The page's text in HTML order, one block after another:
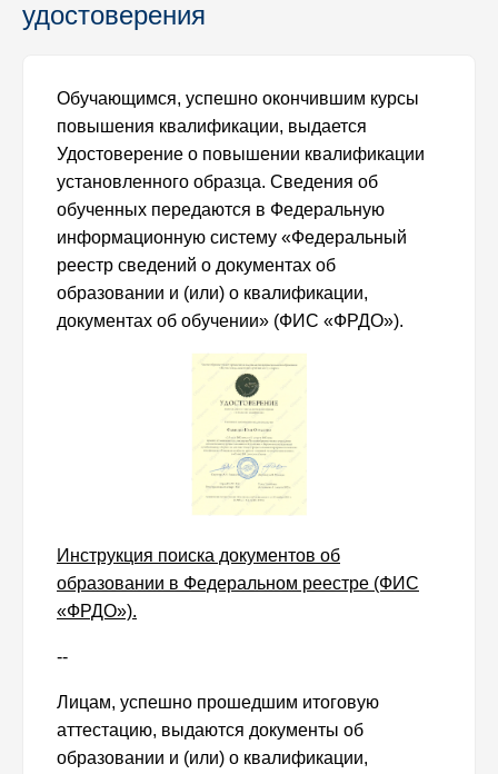
удостоверения
Обучающимся, успешно окончившим курсы
повышения квалификации, выдается
Удостоверение о повышении квалификации
установленного образца. Сведения об
обученных передаются в Федеральную
информационную систему «Федеральный
реестр сведений о документах об
образовании и (или) о квалификации,
документах об обучении» (ФИС «ФРДО»).
Инструкция поиска документов об
образовании в Федеральном реестре (ФИС
«ФРДО»).
--
Лицам, успешно прошедшим итоговую
аттестацию, выдаются документы об
образовании и (или) о квалификации,